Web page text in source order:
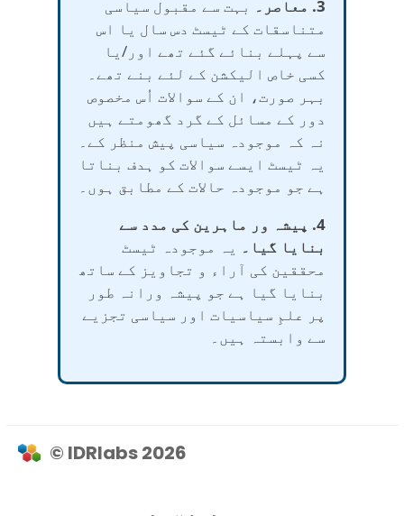
3. معاصر۔
بہت سے مقبول سیاسی
متناسقات کے ٹیسٹ دس سال یا اس
سے پہلے بنائے گئے تھے اور/یا
کسی خاص الیکشن کے لئے بنے تھے۔
بہر صورت، ان کے سوالات اُس مخصوص
دور کے مسائل کے گرد گھومتے ہیں
نہ کہ موجودہ سیاسی پیش منظر کے۔
یہ ٹیسٹ ایسے سوالات کو ہدف بناتا
ہے جو موجودہ حالات کے مطابق ہوں۔
4. پیشہ ور ماہرین کی مدد سے
بنایا گیا۔ یہ موجودہ ٹیسٹ
محققین کی آراء و تجاویز کے ساتھ
بنایا گیا ہے جو پیشہ ورانہ طور
پر علمِ سیاسیات اور سیاسی تجزیے
سے وابستہ ہیں۔
© IDRlabs 2026